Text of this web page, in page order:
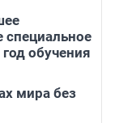
специальное
обучения
мира без